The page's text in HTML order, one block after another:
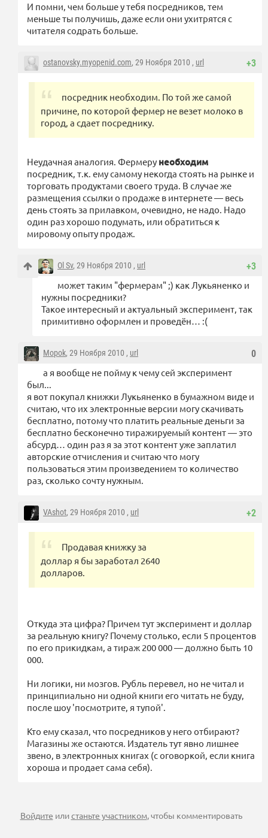
И помни, чем больше у тебя посредников, тем
меньше ты получишь, даже если они ухитрятся с
читателя содрать больше.
+3
ostanovsky.myopenid.com, 29 Ноября 2010 , url
посредник необходим. По той же самой
причине, по которой фермер не везет молоко в
город, а сдает посреднику.
Неудачная аналогия. Фермеру необходим
посредник, т.к. ему самому некогда стоять на рынке и
торговать продуктами своего труда. В случае же
размещения ссылки о продаже в интернете — весь
день стоять за прилавком, очевидно, не надо. Надо
один раз хорошо подумать, или обратиться к
мировому опыту продаж.
+3
Ol Sv, 29 Ноября 2010 , url
может таким "фермерам" ;) как Лукьяненко и
нужны посредники?
Такое интересный и актуальный эксперимент, так
примитивно оформлен и проведён… :(
0
Mopok, 29 Ноября 2010 , url
а я вообще не пойму к чему сей эксперимент
был...
я вот покупал книжки Лукьяненко в бумажном виде и
считаю, что их электронные версии могу скачивать
бесплатно, потому что платить реальные деньги за
бесплатно бесконечно тиражируемый контент — это
абсурд… один раз я за этот контент уже заплатил
авторские отчисления и считаю что могу
пользоваться этим произведением то количество
раз, сколько сочту нужным.
+2
VAshot, 29 Ноября 2010 , url
Продавая книжку за
доллар я бы заработал 2640
долларов.
Откуда эта цифра? Причем тут эксперимент и доллар
за реальную книгу? Почему столько, если 5 процентов
по его прикидкам, а тираж 200 000 — должно быть 10
000.
Ни логики, ни мозгов. Рубль перевел, но не читал и
принципиально ни одной книги его читать не буду,
после шоу 'посмотрите, я тупой'.
Кто ему сказал, что посредников у него отбирают?
Магазины же остаются. Издатель тут явно лишнее
звено, в электронных книгах (с оговоркой, если книга
хороша и продает сама себя).
Войдите илистаньте участником, чтобы комментировать